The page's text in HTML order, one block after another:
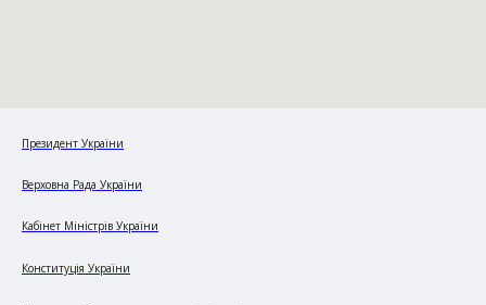
Президент України
Верховна Рада України
Кабінет Міністрів України
Конституція України